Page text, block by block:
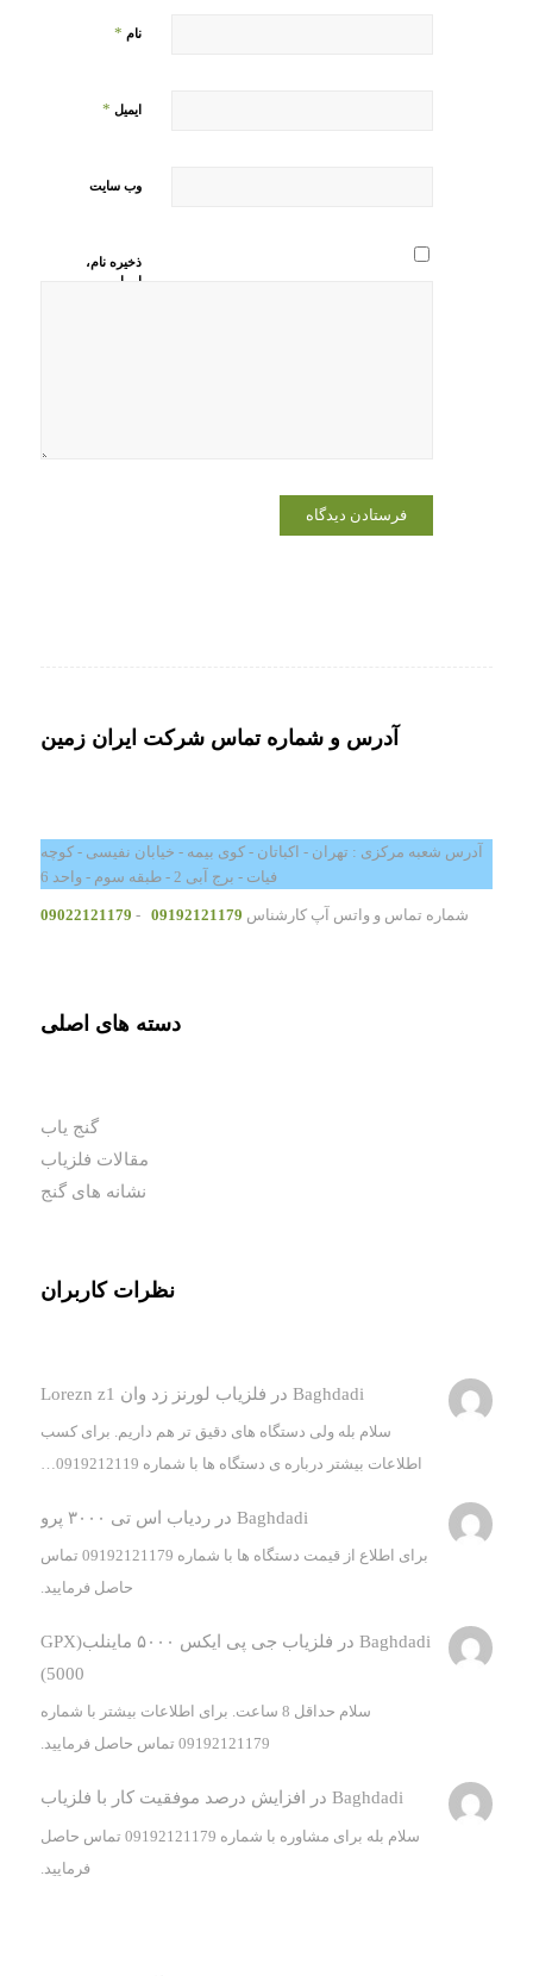
نام *
ایمیل *
وب‌ سایت
ذخیره نام،
ایمیل و
آدرس و شماره تماس شرکت ایران زمین
آدرس شعبه مرکزی : تهران - اکباتان - کوی بیمه - خیابان نفیسی - کوچه
فیات - برج آبی 2 - طبقه سوم - واحد 6
شماره تماس و واتس آپ کارشناس 09192121179
-
09022121179
دسته های اصلی
گنج یاب
مقالات فلزیاب
نشانه های گنج
نظرات کاربران
Baghdadi در فلزیاب لورنز زد وان Lorezn z1
سلام بله ولی دستگاه های دقیق تر هم داریم. برای کسب
اطلاعات بیشتر درباره ی دستگاه ها با شماره 0919212119…
Baghdadi درردیاب اس تی ۳۰۰۰ پرو
برای اطلاع از قیمت دستگاه ها با شماره 09192121179 تماس
حاصل فرمایید.
Baghdadi در
فلزیاب جی پی ایکس ۵۰۰۰ ماینلب(GPX
5000)
سلام حداقل 8 ساعت. برای اطلاعات بیشتر با شماره
09192121179 تماس حاصل فرمایید.
Baghdadi در افزایش درصد موفقیت کار با فلزیاب
سلام بله برای مشاوره با شماره 09192121179 تماس حاصل
فرمایید.